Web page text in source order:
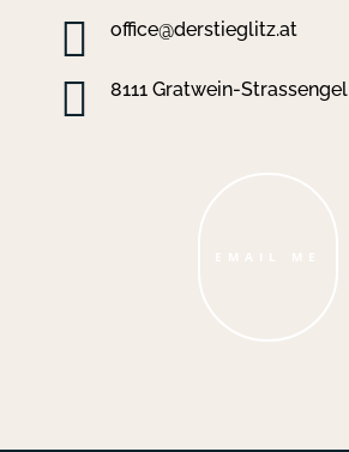
 office@derstieglitz.at
 8111 Gratwein-Strassengel